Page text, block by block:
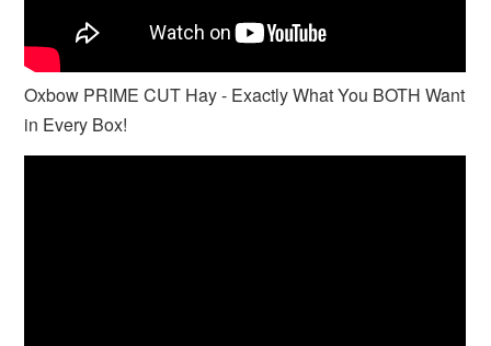
Oxbow PRIME CUT Hay - Exactly What You BOTH Want
in Every Box!